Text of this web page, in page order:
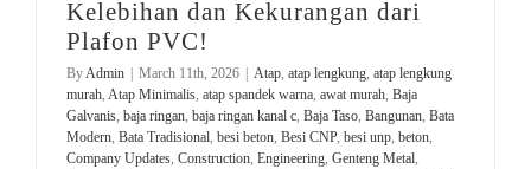
Kelebihan dan Kekurangan dari
Plafon PVC!
By Admin | March 11th, 2026 | Atap atap lengkung atap lengkung
murah Atap Minimalis atap spandek warna awat murah Baja
Galvanis baja ringan baja ringan kanal c Baja Taso Bangunan Bata
Modern Bata Tradisional besi beton Besi CNP, besi unp beton
Company Updates Construction Engineering Genteng Metal